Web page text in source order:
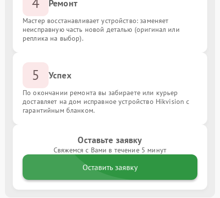
Ремонт
Мастер восстанавливает устройство: заменяет
неисправную часть новой деталью (оригинал или
реплика на выбор).
5 Успех
По окончании ремонта вы забираете или курьер
доставляет на дом исправное устройство Hikvision с
гарантийным бланком.
Оставьте заявку
Свяжемся с Вами в течение 5 минут
Оставить заявку